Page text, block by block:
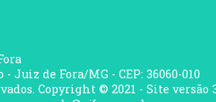
Juiz de Fora/MG - CEP: 36060-010
Copyright © 2021 - Site versão